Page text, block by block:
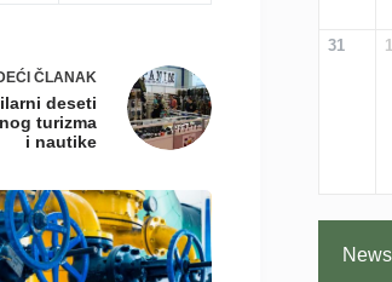
ČLANAK
deseti
turizma
i nautike
31 1